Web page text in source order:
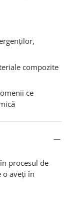
compozite
ce
procesul de
o aveți în